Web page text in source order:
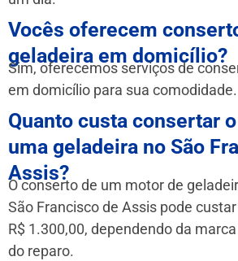
Vocês oferecem
geladeira em domicílio?
Sim, oferecemos serviços de
em domicílio para sua comodidade.
Quanto custa consertar
uma geladeira no São
Assis?
O conserto de um motor de
São Francisco de Assis pode
R$ 1.300,00, dependendo da
do reparo.